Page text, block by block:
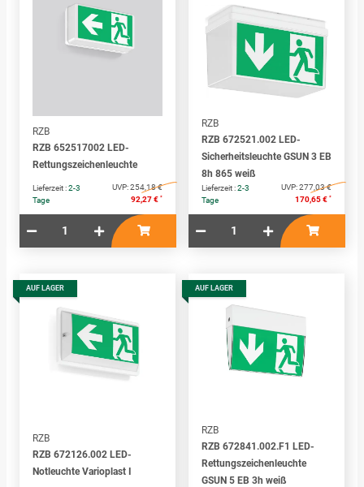
RZB
RZB 652517002 LED-
Rettungszeichenleuchte
Lieferzeit :2-3
Tage
UVP:254,18 €
92,27 € *
RZB
RZB 672521.002 LED-
Sicherheitsleuchte GSUN 3 EB
8h 865 weiß
Lieferzeit :2-3
Tage
UVP:277,03 €
170,65 € *
AUF LAGER
RZB
RZB 672126.002 LED-
Notleuchte Varioplast I
AUF LAGER
RZB
RZB 672841.002.F1 LED-
Rettungszeichenleuchte
GSUN 5 EB 3h weiß